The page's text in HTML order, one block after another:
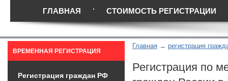
ГЛАВНАЯ СТОИМОСТЬ РЕГИСТРАЦИИ
Главная регистрация
Регистрация по
ВРЕМЕННАЯ РЕГИСТРАЦИЯ
Регистрация граждан РФ